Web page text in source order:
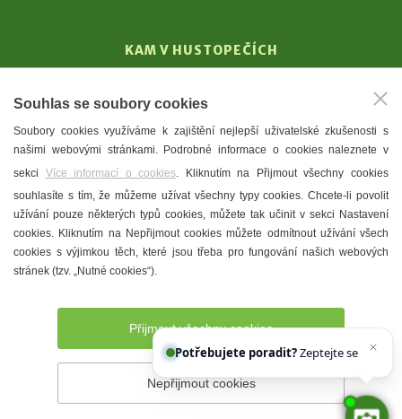
KAM V HUSTOPEČÍCH
T. G. Masaryk
Mandloně
Ubytování
Restaurace
Městské muzeum a galerie
Denní meníčka
Prohlášení o přístupnosti Správce webu
Souhlas se soubory cookies
Soubory cookies využíváme k zajištění nejlepší uživatelské zkušenosti s
našimi webovými stránkami. Podrobné informace o cookies naleznete v
sekci Více informací o cookies. Kliknutím na Přijmout všechny cookies
souhlasíte s tím, že můžeme užívat všechny typy cookies. Chcete-li povolit
užívání pouze některých typů cookies, můžete tak učinit v sekci Nastavení
cookies. Kliknutím na Nepřijmout cookies můžete odmítnout užívání všech
cookies s výjimkou těch, které jsou třeba pro fungování našich webových
stránek (tzv. „Nutné cookies“).
Přijmout všechny cookies
Nepřijmout cookies
Potřebujete poradit?Zeptejte se našeho asi